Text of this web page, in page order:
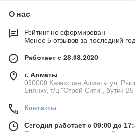
О нас
Рейтинг не сформирован
Менее 5 отзывов за последний год
Работает с 28.08.2020
г. Алматы
050000 Казахстан Алматы ул.
Биянху, т/ц "Строй Сити", бутик
Контакты
Сегодня работает с 09:00 до